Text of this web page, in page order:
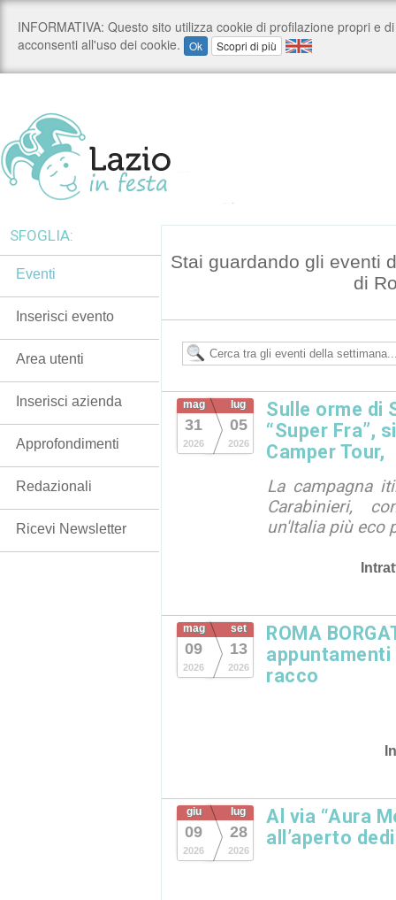
Stai guardando gli eventi
di
mag
31
2026
lug
05
2026
Sulle orme di
“Super Fra”,
Camper Tour,
La campagna
Carabinieri,
un'Italia più eco
mag
09
2026
set
13
2026
ROMA
racco
giu
09
2026
lug
28
2026
Al via “Aura
all’aperto
SFOGLIA:
Eventi
Inserisci evento
Area utenti
Inserisci azienda
Approfondimenti
Redazionali
Ricevi Newsletter